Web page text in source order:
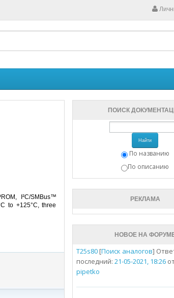
I²C/SMBus™
to +125°C, three
ПОИСК
Найти
По названию
По описанию
РЕКЛАМА
НОВОЕ НА
T25s80[Поиск аналогов]
последний: 21-05-2021, 18:26
pipetko